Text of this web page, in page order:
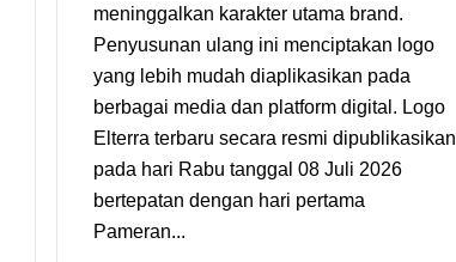
meninggalkan karakter utama brand.
Penyusunan ulang ini menciptakan logo
yang lebih mudah diaplikasikan pada
berbagai media dan platform digital. Logo
Elterra terbaru secara resmi dipublikasikan
pada hari Rabu tanggal 08 Juli 2026
bertepatan dengan hari pertama
Pameran...